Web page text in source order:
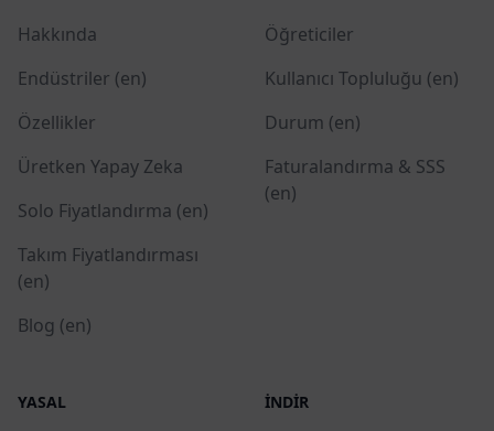
Hakkında
Endüstriler (en)
Özellikler
Üretken Yapay Zeka
Solo Fiyatlandırma (en)
Takım Fiyatlandırması
(en)
Blog (en)
Öğreticiler
Kullanıcı Topluluğu (en)
Durum (en)
Faturalandırma & SSS
(en)
YASAL İNDIR